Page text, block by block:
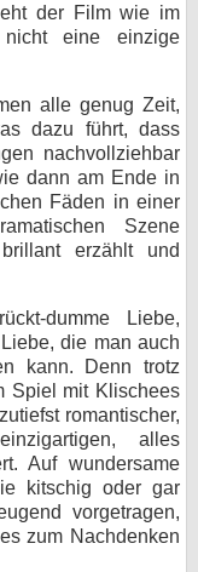
der Film wie im
eine einzige
alle genug Zeit,
dazu führt, dass
nachvollziehbar
dann am Ende in
Fäden in einer
Szene
erzählt und
dumme Liebe,
die man auch
kann. Denn trotz
Spiel mit Klischees
romantischer,
alles
Auf wundersame
kitschig oder gar
vorgetragen,
zum Nachdenken